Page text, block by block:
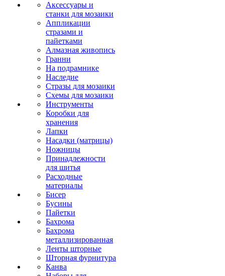
Аксессуары и
станки для мозаики
Аппликации
стразами и
пайетками
Алмазная живопись
Гранни
На подрамнике
Наследие
Стразы для мозаики
Схемы для мозаики
Инструменты
Коробки для
хранения
Лапки
Насадки (матрицы)
Ножницы
Принадлежности
для шитья
Расходные
материалы
Бисер
Бусины
Пайетки
Бахрома
Бахрома
металлизированная
Ленты шторные
Шторная фурнитура
Канва